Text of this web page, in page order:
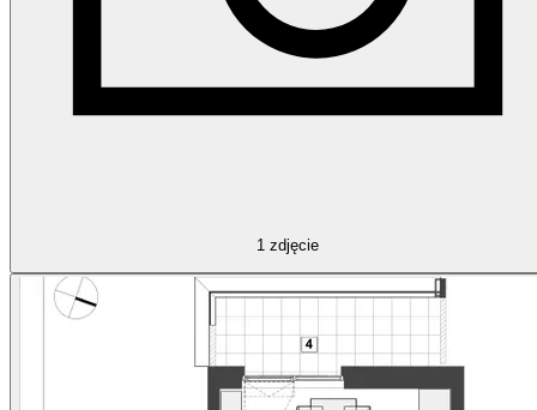
1 zdjęcie